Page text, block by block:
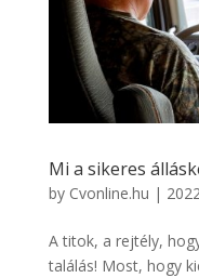
Mi a sikeres
by Cvonline.hu |
A titok, a rejtély,
találás! Most, hogy